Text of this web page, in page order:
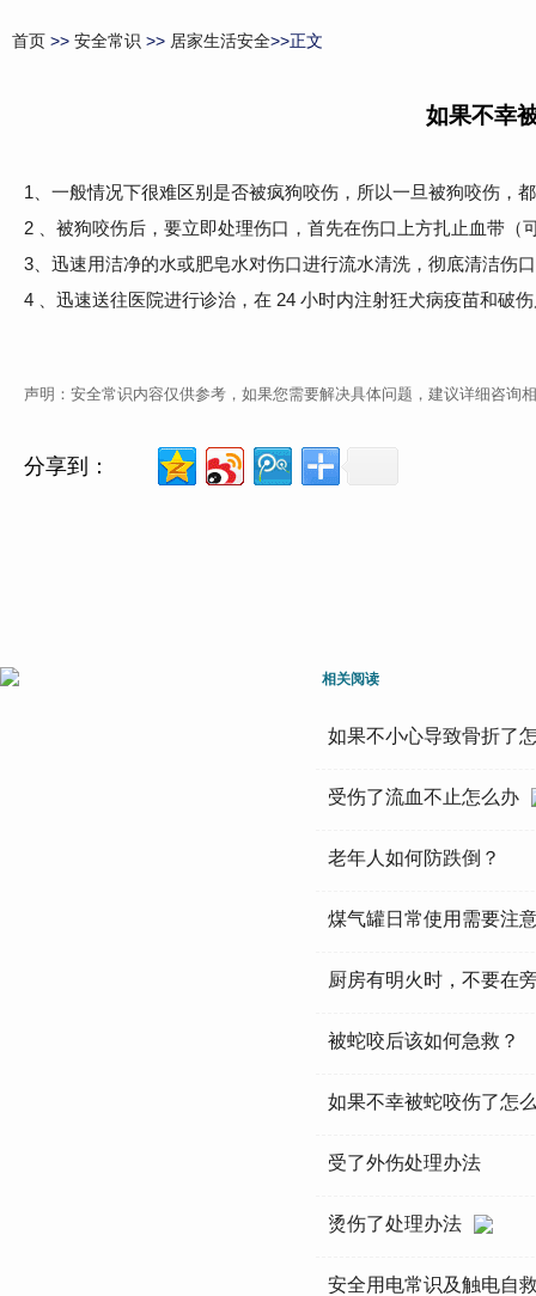
首页 >> 安全常识 >> 居家生活安全>>正文
如果不幸
1、一般情况下很难区别是否被疯狗咬伤，所以一旦被狗咬伤，
2 、被狗咬伤后，要立即处理伤口，首先在伤口上方扎止血带
3、迅速用洁净的水或肥皂水对伤口进行流水清洗，彻底清洁伤
4 、迅速送往医院进行诊治，在 24 小时内注射狂犬病疫苗和破
声明：安全常识内容仅供参考，如果您需要解决具体问题，建议详细咨询
分享到：
相关阅读
如果不小心导致骨折了
受伤了流血不止怎么办
老年人如何防跌倒？
煤气罐日常使用需要注
厨房有明火时，不要在
被蛇咬后该如何急救？
如果不幸被蛇咬伤了怎
受了外伤处理办法
烫伤了处理办法
安全用电常识及触电自